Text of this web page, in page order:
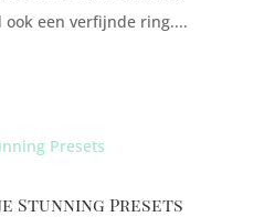
een verfijnde ring....
Stunning Presets